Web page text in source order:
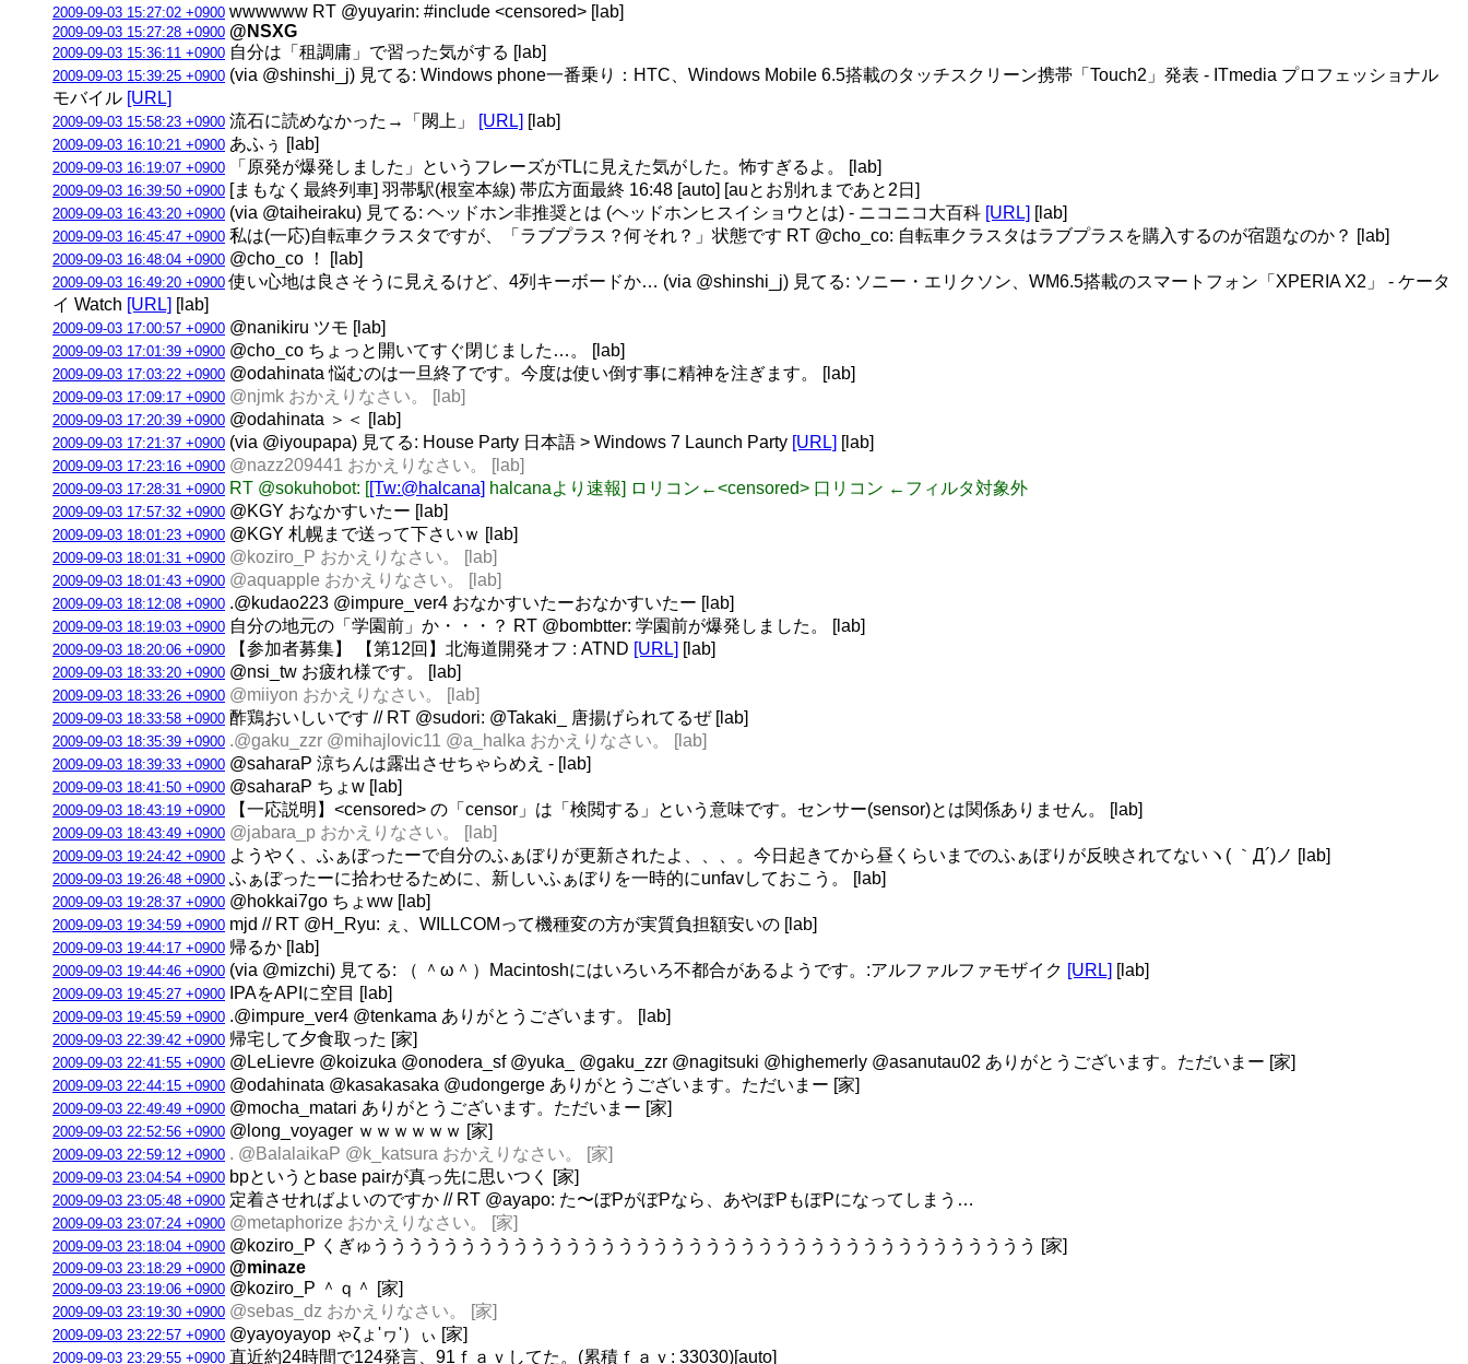
2009-09-03 15:27:02 +0900 wwwwww RT @yuyarin: #include <censored> [lab]
2009-09-03 15:27:28 +0900 @NSXG
2009-09-03 15:36:11 +0900 自分は「租調庸」で習った気がする [lab]
2009-09-03 15:39:25 +0900 (via @shinshi_j) 見てる: Windows phone一番乗り：HTC、Windows Mobile 6.5搭載のタッチスクリーン携帯「Touch2」発表 - ITmedia プロフェッショナル
モバイル [URL]
2009-09-03 15:58:23 +0900 流石に読めなかった→「閖上」 [URL] [lab]
2009-09-03 16:10:21 +0900 あふぅ [lab]
2009-09-03 16:19:07 +0900 「原発が爆発しました」というフレーズがTLに見えた気がした。怖すぎるよ。 [lab]
2009-09-03 16:39:50 +0900 [まもなく最終列車] 羽帯駅(根室本線) 帯広方面最終 16:48 [auto] [auとお別れまであと2日]
2009-09-03 16:43:20 +0900 (via @taiheiraku) 見てる: ヘッドホン非推奨とは (ヘッドホンヒスイショウとは) - ニコニコ大百科 [URL] [lab]
2009-09-03 16:45:47 +0900 私は(一応)自転車クラスタですが、「ラブプラス？何それ？」状態です RT @cho_co: 自転車クラスタはラブプラスを購入するのが宿題なのか？ [lab]
2009-09-03 16:48:04 +0900 @cho_co ！ [lab]
2009-09-03 16:49:20 +0900 使い心地は良さそうに見えるけど、4列キーボードか… (via @shinshi_j) 見てる: ソニー・エリクソン、WM6.5搭載のスマートフォン「XPERIA X2」 - ケータ
イ Watch [URL] [lab]
2009-09-03 17:00:57 +0900 @nanikiru ツモ [lab]
2009-09-03 17:01:39 +0900 @cho_co ちょっと開いてすぐ閉じました…。 [lab]
2009-09-03 17:03:22 +0900 @odahinata 悩むのは一旦終了です。今度は使い倒す事に精神を注ぎます。 [lab]
2009-09-03 17:09:17 +0900 @njmk おかえりなさい。 [lab]
2009-09-03 17:20:39 +0900 @odahinata ＞＜ [lab]
2009-09-03 17:21:37 +0900 (via @iyoupapa) 見てる: House Party 日本語 > Windows 7 Launch Party [URL] [lab]
2009-09-03 17:23:16 +0900 @nazz209441 おかえりなさい。 [lab]
2009-09-03 17:28:31 +0900 RT @sokuhobot: [[Tw:@halcana] halcanaより速報] ロリコン←<censored> 口リコン ←フィルタ対象外
2009-09-03 17:57:32 +0900 @KGY おなかすいたー [lab]
2009-09-03 18:01:23 +0900 @KGY 札幌まで送って下さいｗ [lab]
2009-09-03 18:01:31 +0900 @koziro_P おかえりなさい。 [lab]
2009-09-03 18:01:43 +0900 @aquapple おかえりなさい。 [lab]
2009-09-03 18:12:08 +0900 .@kudao223 @impure_ver4 おなかすいたーおなかすいたー [lab]
2009-09-03 18:19:03 +0900 自分の地元の「学園前」か・・・？ RT @bombtter: 学園前が爆発しました。 [lab]
2009-09-03 18:20:06 +0900 【参加者募集】 【第12回】北海道開発オフ : ATND [URL] [lab]
2009-09-03 18:33:20 +0900 @nsi_tw お疲れ様です。 [lab]
2009-09-03 18:33:26 +0900 @miiyon おかえりなさい。 [lab]
2009-09-03 18:33:58 +0900 酢鶏おいしいです // RT @sudori: @Takaki_ 唐揚げられてるぜ [lab]
2009-09-03 18:35:39 +0900 .@gaku_zzr @mihajlovic11 @a_halka おかえりなさい。 [lab]
2009-09-03 18:39:33 +0900 @saharaP 涼ちんは露出させちゃらめえ - [lab]
2009-09-03 18:41:50 +0900 @saharaP ちょw [lab]
2009-09-03 18:43:19 +0900 【一応説明】<censored> の「censor」は「検閲する」という意味です。センサー(sensor)とは関係ありません。 [lab]
2009-09-03 18:43:49 +0900 @jabara_p おかえりなさい。 [lab]
2009-09-03 19:24:42 +0900 ようやく、ふぁぼったーで自分のふぁぼりが更新されたよ、、、。今日起きてから昼くらいまでのふぁぼりが反映されてないヽ( ｀Д´)ノ [lab]
2009-09-03 19:26:48 +0900 ふぁぼったーに拾わせるために、新しいふぁぼりを一時的にunfavしておこう。 [lab]
2009-09-03 19:28:37 +0900 @hokkai7go ちょww [lab]
2009-09-03 19:34:59 +0900 mjd // RT @H_Ryu: ぇ、WILLCOMって機種変の方が実質負担額安いの [lab]
2009-09-03 19:44:17 +0900 帰るか [lab]
2009-09-03 19:44:46 +0900 (via @mizchi) 見てる: （ ＾ω＾）Macintoshにはいろいろ不都合があるようです。:アルファルファモザイク [URL] [lab]
2009-09-03 19:45:27 +0900 IPAをAPIに空目 [lab]
2009-09-03 19:45:59 +0900 .@impure_ver4 @tenkama ありがとうございます。 [lab]
2009-09-03 22:39:42 +0900 帰宅して夕食取った [家]
2009-09-03 22:41:55 +0900 @LeLievre @koizuka @onodera_sf @yuka_ @gaku_zzr @nagitsuki @highemerly @asanutau02 ありがとうございます。ただいまー [家]
2009-09-03 22:44:15 +0900 @odahinata @kasakasaka @udongerge ありがとうございます。ただいまー [家]
2009-09-03 22:49:49 +0900 @mocha_matari ありがとうございます。ただいまー [家]
2009-09-03 22:52:56 +0900 @long_voyager ｗｗｗｗｗｗ [家]
2009-09-03 22:59:12 +0900 . @BalalaikaP @k_katsura おかえりなさい。 [家]
2009-09-03 23:04:54 +0900 bpというとbase pairが真っ先に思いつく [家]
2009-09-03 23:05:48 +0900 定着させればよいのですか // RT @ayapo: た〜ぼPがぼPなら、あやぽPもぽPになってしまう…
2009-09-03 23:07:24 +0900 @metaphorize おかえりなさい。 [家]
2009-09-03 23:18:04 +0900 @koziro_P くぎゅうううううううううううううううううううううううううううううううううううううう [家]
2009-09-03 23:18:29 +0900 @minaze
2009-09-03 23:19:06 +0900 @koziro_P ＾ｑ＾ [家]
2009-09-03 23:19:30 +0900 @sebas_dz おかえりなさい。 [家]
2009-09-03 23:22:57 +0900 @yayoyayop ゃζょ'ヮ'）ぃ [家]
2009-09-03 23:29:55 +0900 直近約24時間で124発言、91ｆａｖしてた。(累積ｆａｖ: 33030)[auto]